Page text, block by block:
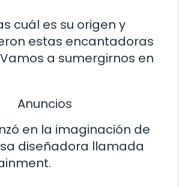
cuál es su origen y
estas encantadoras
a sumergirnos en
Anuncios
en la imaginación de
diseñadora llamada